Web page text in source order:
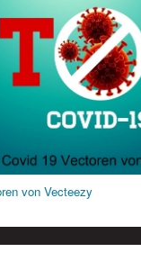
von Vecteezy